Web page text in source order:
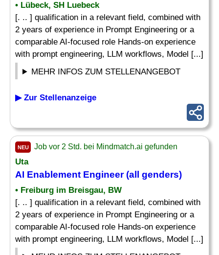
• Lübeck, SH Luebeck
[. .. ] qualification in a relevant field, combined with
2 years of experience in Prompt Engineering or a
comparable AI-focused role Hands-on experience
with prompt engineering, LLM workflows, Model [...]
MEHR INFOS ZUM STELLENANGEBOT
▶ Zur Stellenanzeige
NEU Job vor 2 Std. bei Mindmatch.ai gefunden
Uta
AI Enablement Engineer (all genders)
• Freiburg im Breisgau, BW
[. .. ] qualification in a relevant field, combined with
2 years of experience in Prompt Engineering or a
comparable AI-focused role Hands-on experience
with prompt engineering, LLM workflows, Model [...]